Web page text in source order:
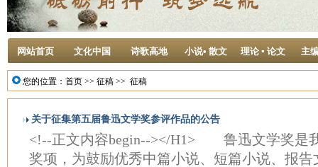
网站首页 文化中国 诗歌高地 小说• 散文 理论 ▪ 论文 主
您的位置： 首页 >> 征稿 >> 征稿
关于征集第五届鲁迅文学奖参评作品的公告
<!--正文内容begin--></H1> 鲁迅文学奖是
奖项，为鼓励优秀中篇小说、短篇小说、报